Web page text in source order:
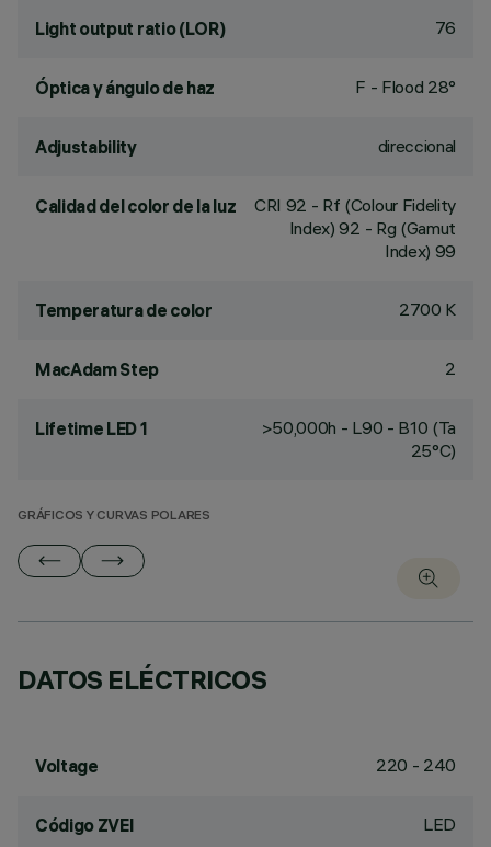
Light output ratio (LOR) 76
Óptica y ángulo de haz F - Flood 28°
Adjustability direccional
Calidad del color de la luz CRI 92 - Rf (Colour Fidelity
Index) 92 - Rg (Gamut
Index) 99
Temperatura de color 2700 K
MacAdam Step 2
Lifetime LED 1
>50,000h - L90 - B10 (Ta
25°C)
GRÁFICOS Y CURVAS POLARES
DATOS ELÉCTRICOS
Voltage 220 - 240
Código ZVEI LED